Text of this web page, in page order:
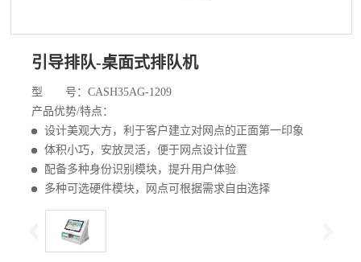
引导排队-桌面式排队机
型 号：CASH35AG-1209
产品优势/特点：
设计美观大方，利于客户建立对网点的正面第一印象
体积小巧，安放灵活，便于网点设计位置
配备多种身份识别模块，提升用户体验
多种可选硬件模块，网点可根据需求自由选择